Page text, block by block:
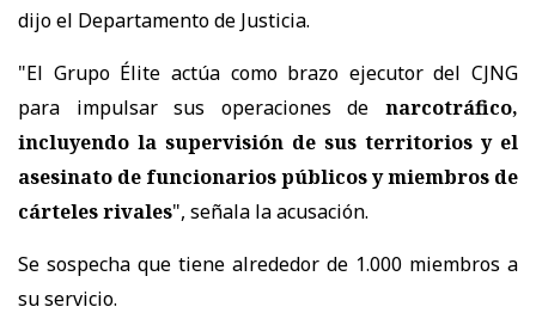
dijo el Departamento de Justicia.
"El Grupo Élite actúa como brazo ejecutor del CJNG
para impulsar sus operaciones de narcotráfico,
incluyendo la supervisión de sus territorios y el
asesinato de funcionarios públicos y miembros de
cárteles rivales", señala la acusación.
Se sospecha que tiene alrededor de 1.000 miembros a
su servicio.